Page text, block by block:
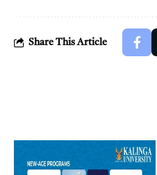
Share This Article